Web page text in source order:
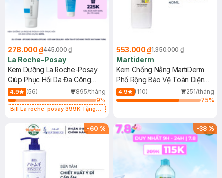
278.000 ₫445.000 ₫
La Roche-Posay
Kem Dưỡng La Roche-Posay
Giúp Phục Hồi Da Đa Công
Dụng 40ml
4.9 (56)
895/tháng
9%
Bill La roche-posay 399K Tặng
(SL có hạn)
553.000 ₫1.350.000 ₫
Martiderm
Kem Chống Nắng MartiDerm
Phổ Rộng Bảo Vệ Toàn Diện
40ml
4.9 (110)
251/tháng
75%
-60 % -38%